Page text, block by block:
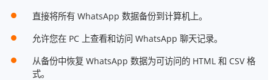
直接将所有 WhatsApp 数据备份到计算机上。
允许您在 PC 上查看和访问 WhatsApp 聊天记录。
从备份中恢复 WhatsApp 数据为可访问的 HTML 和 CSV 格
式。